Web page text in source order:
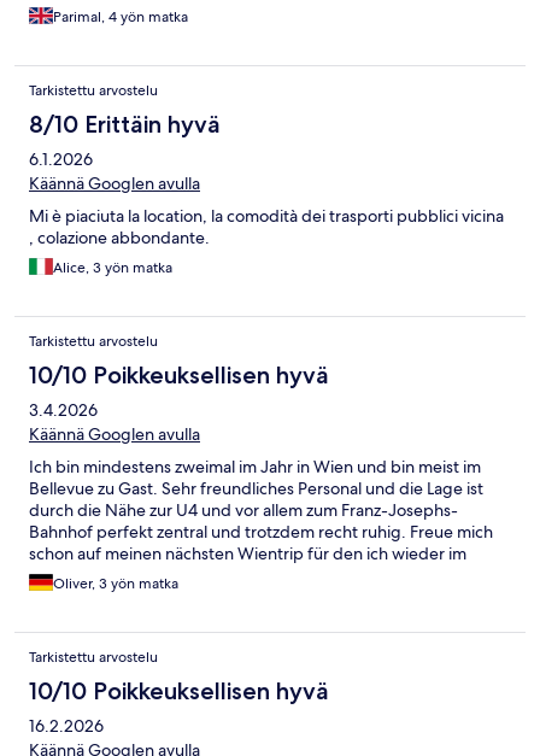
Parimal, 4 yön matka
Tarkistettu arvostelu
8/10 Erittäin hyvä
6.1.2026
Käännä Googlen avulla
Mi è piaciuta la location, la comodità dei trasporti pubblici vicina
, colazione abbondante.
Alice, 3 yön matka
Tarkistettu arvostelu
10/10 Poikkeuksellisen hyvä
3.4.2026
Käännä Googlen avulla
Ich bin mindestens zweimal im Jahr in Wien und bin meist im
Bellevue zu Gast. Sehr freundliches Personal und die Lage ist
durch die Nähe zur U4 und vor allem zum Franz-Josephs-
Bahnhof perfekt zentral und trotzdem recht ruhig. Freue mich
schon auf meinen nächsten Wientrip für den ich wieder im
Bellevue absteigen werde.
Oliver, 3 yön matka
Tarkistettu arvostelu
10/10 Poikkeuksellisen hyvä
16.2.2026
Käännä Googlen avulla